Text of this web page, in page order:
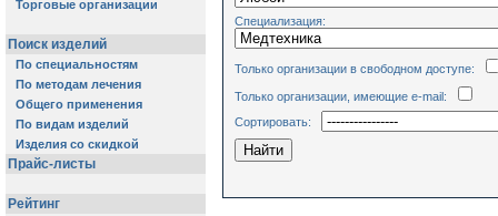
Специализация:
Только организации в свободном доступе:
Только организации, имеющие e-mail:
Сортировать: